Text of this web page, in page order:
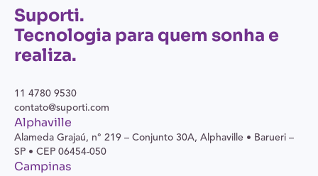
Suporti.
Tecnologia para quem sonha e
realiza.
11 4780 9530
contato@suporti.com
Alphaville
Alameda Grajaú, n° 219 – Conjunto 30A, Alphaville • Barueri –
SP • CEP 06454-050
Campinas